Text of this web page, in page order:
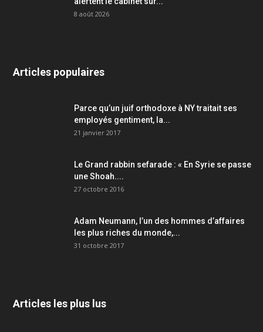
8 août 2026
Articles populaires
Parce qu’un juif orthodoxe à NY traitait ses
employés gentiment, la...
21 janvier 2017
Le Grand rabbin sefarade : « En Syrie se passe
une Shoah....
27 octobre 2016
Adam Neumann, l’un des hommes d’affaires
les plus riches du monde,...
31 octobre 2017
Articles les plus lus